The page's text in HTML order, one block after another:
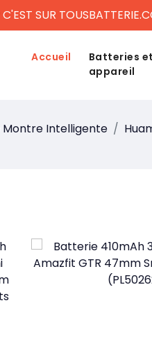
SUR
Accueil
Batteries
appareil
Intelligente